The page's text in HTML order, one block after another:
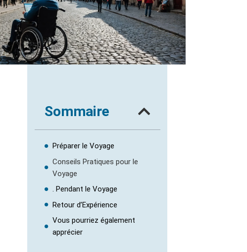
Sommaire
Préparer le Voyage
Conseils Pratiques pour le
Voyage
. Pendant le Voyage
Retour d’Expérience
Vous pourriez également
apprécier